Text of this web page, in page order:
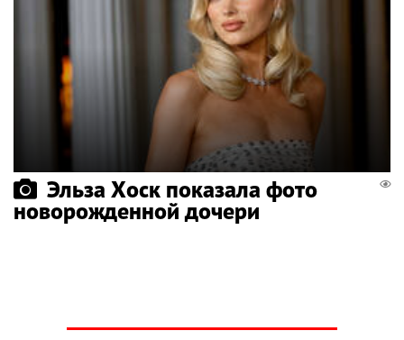
Эльза Хоск показала фото
новорожденной дочери